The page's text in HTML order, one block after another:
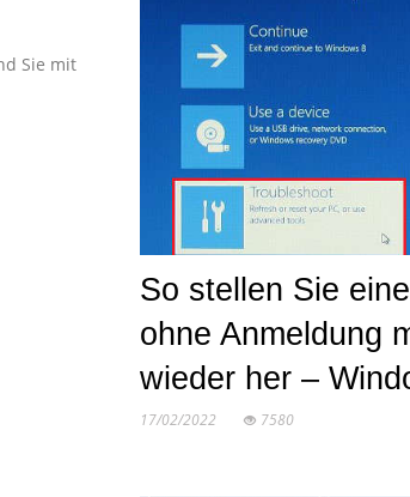
Sie mit
So stellen Sie
ohne Anmeldung
wieder her –
17/02/2022 7580